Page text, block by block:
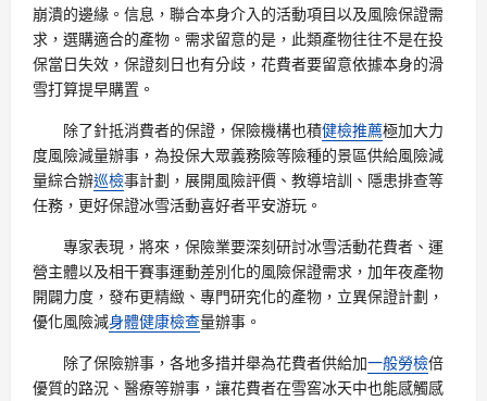
崩潰的邊緣。信息，聯合本身介入的活動項目以及風險保證需
求，選購適合的產物。需求留意的是，此類產物往往不是在投
保當日失效，保證刻日也有分歧，花費者要留意依據本身的滑
雪打算提早購置。
除了針抵消費者的保證，保險機構也積健檢推薦極加大力
度風險減量辦事，為投保大眾義務險等險種的景區供給風險減
量綜合辦巡檢事計劃，展開風險評價、教導培訓、隱患排查等
任務，更好保證冰雪活動喜好者平安游玩。
專家表現，將來，保險業要深刻研討冰雪活動花費者、運
營主體以及相干賽事運動差別化的風險保證需求，加年夜產物
開闢力度，發布更精緻、專門研究化的產物，立異保證計劃，
優化風險減身體健康檢查量辦事。
除了保險辦事，各地多措并舉為花費者供給加一般勞檢倍
優質的路況、醫療等辦事，讓花費者在雪窖冰天中也能感觸感